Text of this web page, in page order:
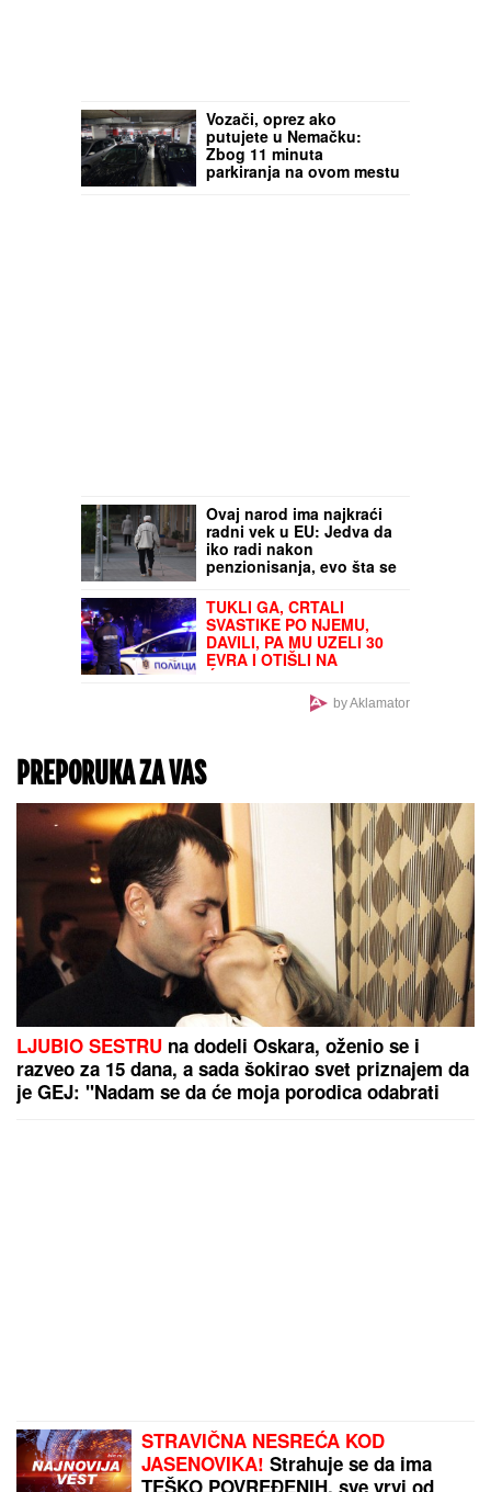
Vozači, oprez ako
putujete u Nemačku:
Zbog 11 minuta
parkiranja na ovom mestu
Ovaj narod ima najkraći
radni vek u EU: Jedva da
iko radi nakon
penzionisanja, evo šta se
TUKLI GA, CRTALI
SVASTIKE PO NJEMU,
DAVILI, PA MU UZELI 30
EVRA I OTIŠLI NA
ĆEVAPE!
na nogama zbog ubistva
čoveka - PRESUDILO MU
ZAMKU!
by Aklamator
PREPORUKA ZA VAS
LJUBIO SESTRU na dodeli Oskara, oženio se i
razveo za 15 dana, a sada šokirao svet priznajem da
je GEJ: "Nadam se da će moja porodica odabrati
STRAVIČNA NESREĆA KOD
JASENOVIKA! Strahuje se da ima
TEŠKO POVREĐENIH, sve vrvi od